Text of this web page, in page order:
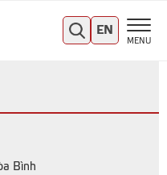
MENU
EN
Bình